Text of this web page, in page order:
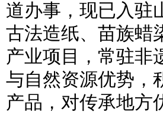
道办事，现已入驻
古法造纸、苗族蜡
产业项目，常驻非
与自然资源优势，
产品，对传承地方